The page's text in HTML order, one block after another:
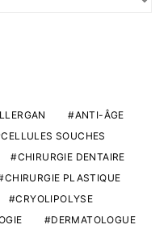
ANTI-ÂGE
CELLULES SOUCHES
CHIRURGIE DENTAIRE
CHIRURGIE PLASTIQUE
CRYOLIPOLYSE
DERMATOLOGUE